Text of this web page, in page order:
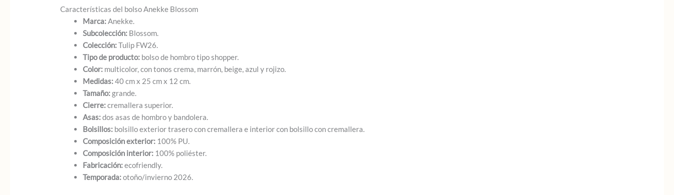
Características del bolso Anekke Blossom
Marca:Anekke.
Subcolección: Blossom.
Colección:Tulip FW26.
Tipo de producto: bolso de hombro tipo shopper.
Color: multicolor, con tonos crema, marrón, beige, azul y rojizo.
Medidas:40 cm x 25 cm x 12 cm.
Tamaño:grande.
Cierre:cremallera superior.
Asas:dos asas de hombro y bandolera.
Bolsillos: bolsillo exterior trasero con cremallera e interior con bolsillo con cremallera.
Composición exterior: 100% PU.
Composición interior: 100% poliéster.
Fabricación:ecofriendly.
Temporada:otoño/invierno 2026.